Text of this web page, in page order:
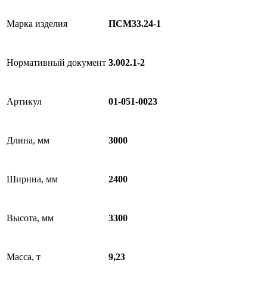
Марка изделия ПСМ33.24-1
Нормативный документ 3.002.1-2
Артикул 01-051-0023
Длина, мм 3000
Ширина, мм 2400
Высота, мм 3300
Масса, т 9,23